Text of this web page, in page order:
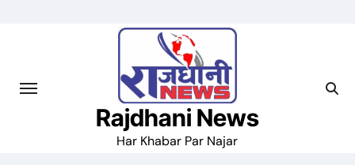
Rajdhani News
Har Khabar Par Najar